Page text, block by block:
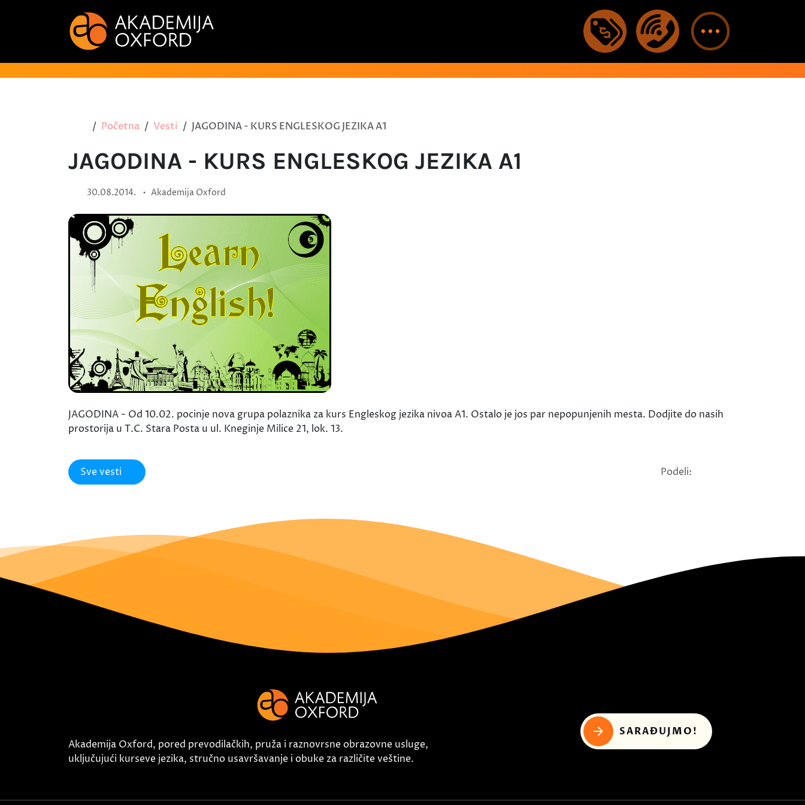
Početna Vesti JAGODINA - KURS ENGLESKOG JEZIKA A1
JAGODINA - KURS ENGLESKOG JEZIKA A1
30.08.2014. • Akademija Oxford
JAGODINA - Od 10.02. pocinje nova grupa polaznika za kurs Engleskog jezika nivoa A1. Ostalo je jos par nepopunjenih mesta. Dodjite do nasih
prostorija u T.C. Stara Posta u ul. Kneginje Milice 21, lok. 13.
Sve vesti Podeli:
Akademija Oxford, pored prevodilačkih, pruža i raznovrsne obrazovne usluge,
uključujući kurseve jezika, stručno usavršavanje i obuke za različite veštine.
SARAĐUJMO!